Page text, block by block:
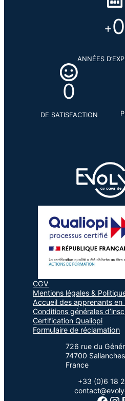
+0
ANNÉES
0
DE SATISFACTION
CGV
Mentions légales &
Accueil des apprenants
Conditions générales
Certification Qualiopi
Formulaire de réclamation
726 rue du
74700 Sallanches
France
+33 (0)6 18